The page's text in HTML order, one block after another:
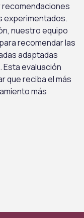
experimentados.
nuestro equipo
recomendar las
adaptadas
evaluación
que reciba el más
más